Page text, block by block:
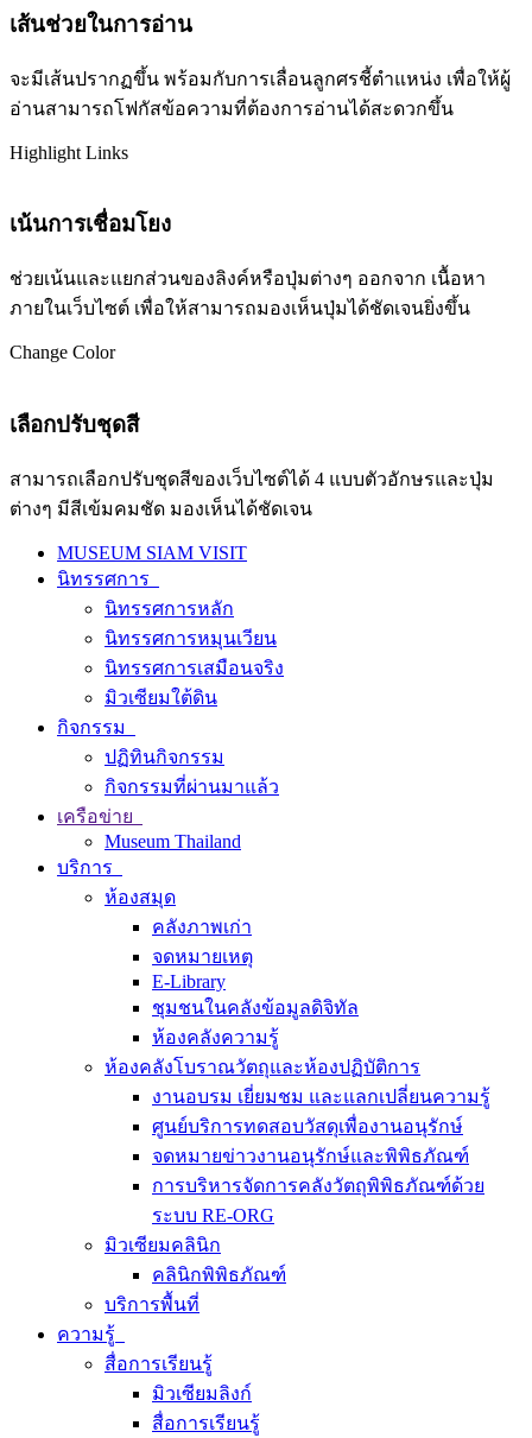
เส้นช่วยในการอ่าน
จะมีเส้นปรากฏขึ้น พร้อมกับการเลื่อนลูกศรชี้ตำแหน่ง เพื่อให้ผู้
อ่านสามารถโฟกัสข้อความที่ต้องการอ่านได้สะดวกขึ้น
Highlight Links
เน้นการเชื่อมโยง
ช่วยเน้นและแยกส่วนของลิงค์หรือปุ่มต่างๆ ออกจาก เนื้อหา
ภายในเว็บไซต์ เพื่อให้สามารถมองเห็นปุ่มได้ชัดเจนยิ่งขึ้น
Change Color
เลือกปรับชุดสี
สามารถเลือกปรับชุดสีของเว็บไซต์ได้ 4 แบบตัวอักษรและปุ่ม
ต่างๆ มีสีเข้มคมชัด มองเห็นได้ชัดเจน
MUSEUM SIAM VISIT
นิทรรศการ
นิทรรศการหลัก
นิทรรศการหมุนเวียน
นิทรรศการเสมือนจริง
มิวเซียมใต้ดิน
กิจกรรม
ปฏิทินกิจกรรม
กิจกรรมที่ผ่านมาแล้ว
เครือข่าย
Museum Thailand
บริการ
ห้องสมุด
คลังภาพเก่า
จดหมายเหตุ
E-Library
ชุมชนในคลังข้อมูลดิจิทัล
ห้องคลังความรู้
ห้องคลังโบราณวัตถุและห้องปฏิบัติการ
งานอบรม เยี่ยมชม และแลกเปลี่ยนความรู้
ศูนย์บริการทดสอบวัสดุเพื่องานอนุรักษ์
จดหมายข่าวงานอนุรักษ์และพิพิธภัณฑ์
การบริหารจัดการคลังวัตถุพิพิธภัณฑ์ด้วย
ระบบ RE-ORG
มิวเซียมคลินิก
คลินิกพิพิธภัณฑ์
บริการพื้นที่
ความรู้
สื่อการเรียนรู้
มิวเซียมลิงก์
สื่อการเรียนรู้